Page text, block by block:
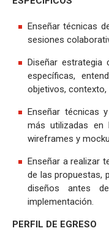
Enseñar técnicas
sesiones
Diseñar estrategia
específicas,
objetivos, contexto,
Enseñar técnicas
más utilizadas
wireframes y
Enseñar a realizar
de las propuestas,
diseños antes
implementación.
PERFIL DE EGRESO